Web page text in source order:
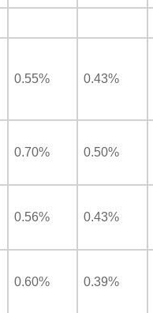
0.55% 0.43%
0.70% 0.50%
0.56% 0.43%
0.60% 0.39%